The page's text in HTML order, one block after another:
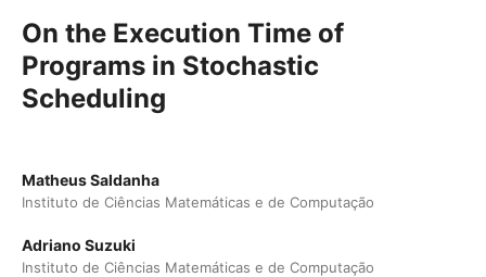
On the Execution Time of
Programs in Stochastic
Scheduling
Matheus Saldanha
Instituto de Ciências Matemáticas e de Computação
Adriano Suzuki
Instituto de Ciências Matemáticas e de Computação